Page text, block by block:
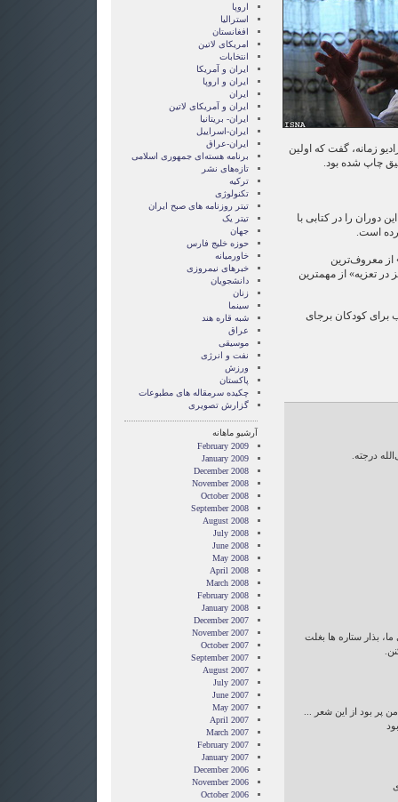
زمانه، گفت که اولین
دوران را در کتابی با
است.
از معروف‌ترین
تعزیه» از مهمترین
۵۰ عنوان کتاب برای کودکان برجای
درجته.
بذار ستاره ها بغلت
پر بود از این شعر ...
اروپا
استرالیا
افغانستان
امریکای لاتین
انتخابات
ايران و آمريکا
ايران و اروپا
ایران
ایران و آمریکای لاتین
ایران- بریتانیا
ایران-اسراییل
ایران-عراق
برنامه هسته‌ای جمهوری اسلامی
تازه‌های نشر
ترکیه
تکنولوژی
تیتر روزنامه های صبح ایران
تیتر یک
جهان
حوزه خلیج فارس
خاورمیانه
خبرهای نیمروزی
دانشجویان
زنان
سینما
شبه قاره هند
عراق
موسیقی
نفت و انرژی
ورزش
پاکستان
چکیده سرمقاله های مطبوعات
گزارش تصويری
آرشیو ماهانه
February 2009
January 2009
December 2008
November 2008
October 2008
September 2008
August 2008
July 2008
June 2008
May 2008
April 2008
March 2008
February 2008
January 2008
December 2007
November 2007
October 2007
September 2007
August 2007
July 2007
June 2007
May 2007
April 2007
March 2007
February 2007
January 2007
December 2006
November 2006
October 2006